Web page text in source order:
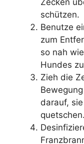
schützen.
Benutze
zum
so nah
Hundes
Zieh die
darauf,
quetschen.